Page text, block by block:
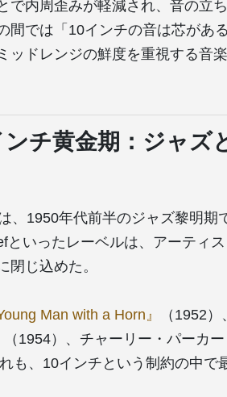
で内周歪みが軽減され、音の立
間では「10インチの音は芯があ
ッドレンジの鮮度を重視する音
チ黄金期：ジャズ
、1950年代前半のジャズ黎明期
といったレーベルは、アーティ
閉じ込めた。
Man with a Horn』
（1952
（1954）、チャーリー・パーカー
も、10インチという制約の中で